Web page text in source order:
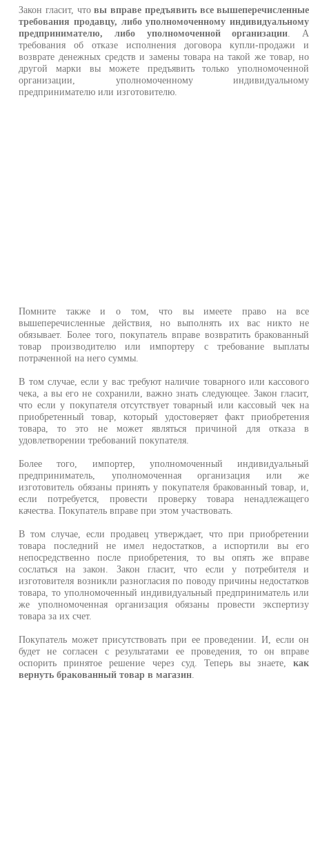
Закон гласит, чтовы вправе предъявить все вышеперечисленные
требования продавцу, либо уполномоченному индивидуальному
предпринимателю, либо уполномоченной организации . А
требования об отказе исполнения договора купли-продажи и
возврате денежных средств и замены товара на такой же товар, но
другой марки вы можете предъявить только уполномоченной
организации, уполномоченному индивидуальному
предпринимателю или изготовителю.
Помните также и о том, что вы имеете право на все
вышеперечисленные действия, но выполнять их вас никто не
обязывает. Более того, покупатель вправе возвратить бракованный
товар производителю или импортеру с требование выплаты
потраченной на него суммы.
В том случае, если у вас требуют наличие товарного или кассового
чека, а вы его не сохранили, важно знать следующее. Закон гласит,
что если у покупателя отсутствует товарный или кассовый чек на
приобретенный товар, который удостоверяет факт приобретения
товара, то это не может являться причиной для отказа в
удовлетворении требований покупателя.
Более того, импортер, уполномоченный индивидуальный
предприниматель, уполномоченная организация или же
изготовитель обязаны принять у покупателя бракованный товар, и,
если потребуется, провести проверку товара ненадлежащего
качества. Покупатель вправе при этом участвовать.
В том случае, если продавец утверждает, что при приобретении
товара последний не имел недостатков, а испортили вы его
непосредственно после приобретения, то вы опять же вправе
сослаться на закон. Закон гласит, что если у потребителя и
изготовителя возникли разногласия по поводу причины недостатков
товара, то уполномоченный индивидуальный предприниматель или
же уполномоченная организация обязаны провести экспертизу
товара за их счет.
Покупатель может присутствовать при ее проведении. И, если он
будет не согласен с результатами ее проведения, то он вправе
оспорить принятое решение через суд. Теперь вы знаете,как
вернуть бракованный товар в магазин